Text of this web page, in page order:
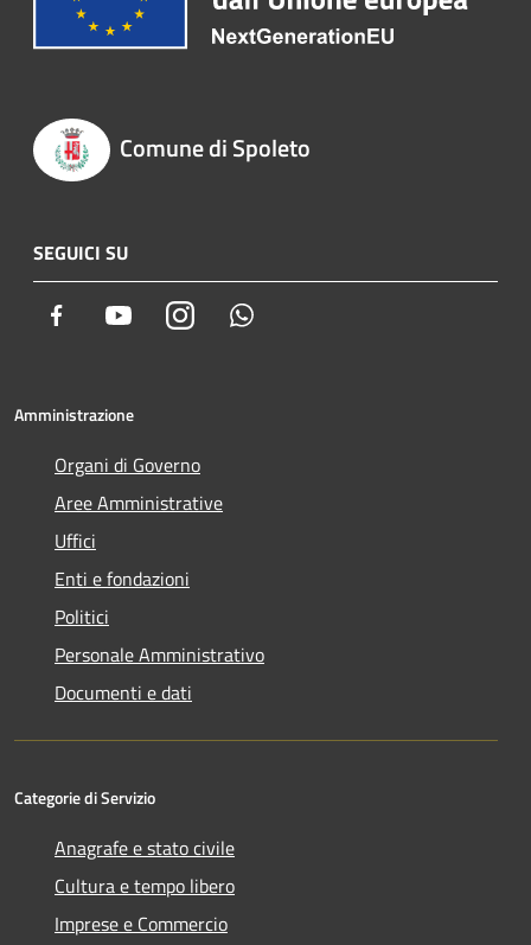
Comune di Spoleto
SEGUICI SU
Facebook YoutubeInstagram
Amministrazione
Organi di Governo
Aree Amministrative
Uffici
Enti e fondazioni
Politici
Personale Amministrativo
Documenti e dati
Categorie di Servizio
Anagrafe e stato civile
Cultura e tempo libero
Imprese e Commercio